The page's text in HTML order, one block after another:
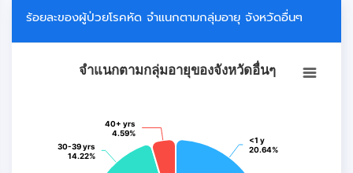
ร้อยละของผู้ป่วยโรคหัด จำแนกตามกลุ่มอายุ จังหวัดอื่นๆ
จำแนกตามกลุ่มอายุของจังหวัดอื่นๆ
จำแนกตามกลุ่มอายุของจังหวัดอื่นๆ
<1 y
20.64%
<1 y
20.64%
30-39 yrs
14.22%
30-39 yrs
14.22%
40+ yrs
4.59%
40+ yrs
4.59%